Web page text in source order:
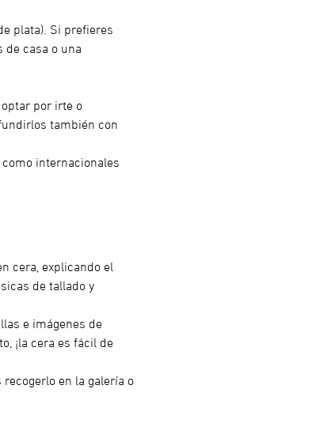
plata). Si prefieres
casa o una
por irte o
también con
internacionales
cera, explicando el
de tallado y
e imágenes de
¡la cera es fácil de
en la galería o